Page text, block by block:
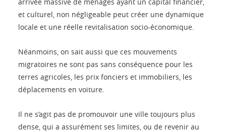
et culturel, non négligeable peut créer une dynamique
locale et une réelle revitalisation socio-économique.
Néanmoins, on sait aussi que ces mouvements
migratoires ne sont pas sans conséquence pour les
terres agricoles, les prix fonciers et immobiliers, les
déplacements en voiture.
Il ne s’agit pas de promouvoir une ville toujours plus
dense, qui a assurément ses limites, ou de revenir au